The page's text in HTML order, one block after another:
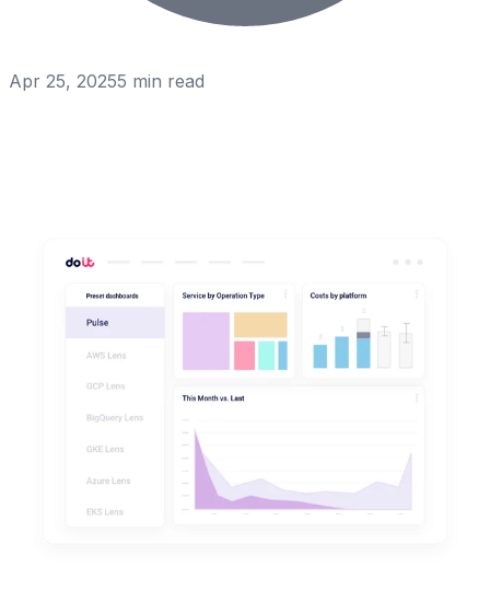
Apr 25, 20255 min read